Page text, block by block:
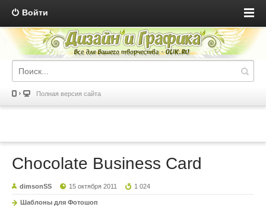
Войти
Полная версия сайта
Chocolate Business Card
dimsonSS 15 октября 2011 1 024
Шаблоны для Фотошоп